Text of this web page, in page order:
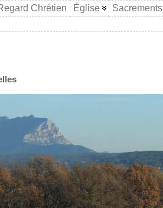
Chrétien Église Sacrements